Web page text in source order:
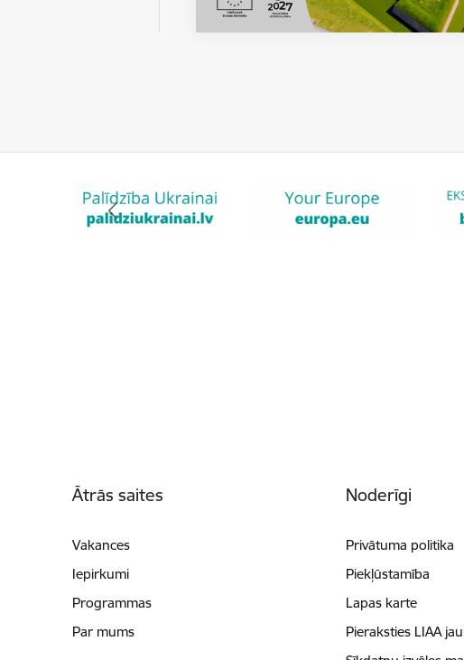
Ātrās saites
Vakances
Iepirkumi
Programmas
Par mums
Noderīgi
Privātuma politika
Piekļūstamība
Lapas karte
Pieraksties LIAA